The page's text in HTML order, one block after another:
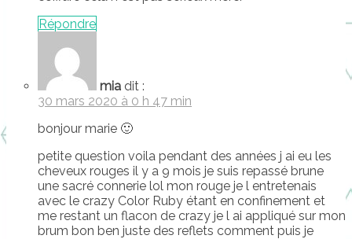
Répondre
mia dit :
30 mars 2020 à 0 h 47 min
bonjour marie 🙂
petite question voila pendant des années j ai eu les
cheveux rouges il y a 9 mois je suis repassé brune
une sacré connerie lol mon rouge je l entretenais
avec le crazy Color Ruby étant en confinement et
me restant un flacon de crazy je l ai appliqué sur mon
brum bon ben juste des reflets comment puis je